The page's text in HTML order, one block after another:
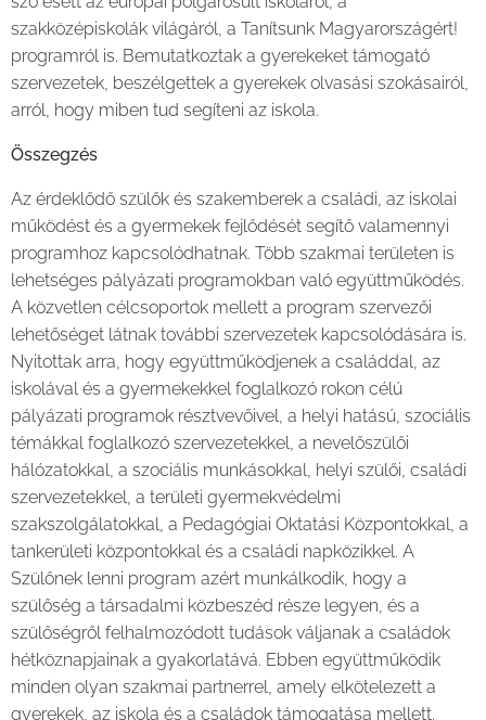
szakközépiskolák világáról, a Tanítsunk Magyarországért!
programról is. Bemutatkoztak a gyerekeket támogató
szervezetek, beszélgettek a gyerekek olvasási szokásairól,
arról, hogy miben tud segíteni az iskola.
Összegzés
Az érdeklődő szülők és szakemberek a családi, az iskolai
működést és a gyermekek fejlődését segítő valamennyi
programhoz kapcsolódhatnak. Több szakmai területen is
lehetséges pályázati programokban való együttműködés.
A közvetlen célcsoportok mellett a program szervezői
lehetőséget látnak további szervezetek kapcsolódására is.
Nyitottak arra, hogy együttműködjenek a családdal, az
iskolával és a gyermekekkel foglalkozó rokon célú
pályázati programok résztvevőivel, a helyi hatású, szociális
témákkal foglalkozó szervezetekkel, a nevelőszülői
hálózatokkal, a szociális munkásokkal, helyi szülői, családi
szervezetekkel, a területi gyermekvédelmi
szakszolgálatokkal, a Pedagógiai Oktatási Központokkal, a
tankerületi központokkal és a családi napközikkel. A
Szülőnek lenni program azért munkálkodik, hogy a
szülőség a társadalmi közbeszéd része legyen, és a
szülőségről felhalmozódott tudások váljanak a családok
hétköznapjainak a gyakorlatává. Ebben együttműködik
minden olyan szakmai partnerrel, amely elkötelezett a
gyerekek, az iskola és a családok támogatása mellett.